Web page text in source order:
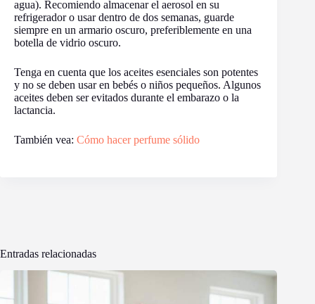
agua). Recomiendo almacenar el aerosol en su
refrigerador o usar dentro de dos semanas, guarde
siempre en un armario oscuro, preferiblemente en una
botella de vidrio oscuro.
Tenga en cuenta que los aceites esenciales son potentes
y no se deben usar en bebés o niños pequeños. Algunos
aceites deben ser evitados durante el embarazo o la
lactancia.
También vea: Cómo hacer perfume sólido
Entradas relacionadas